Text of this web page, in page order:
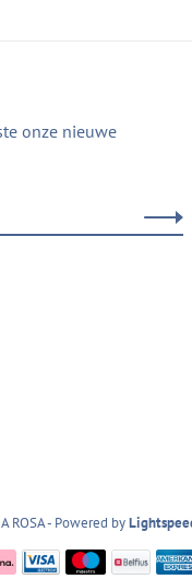
onze nieuwe
ROSA- Powered by